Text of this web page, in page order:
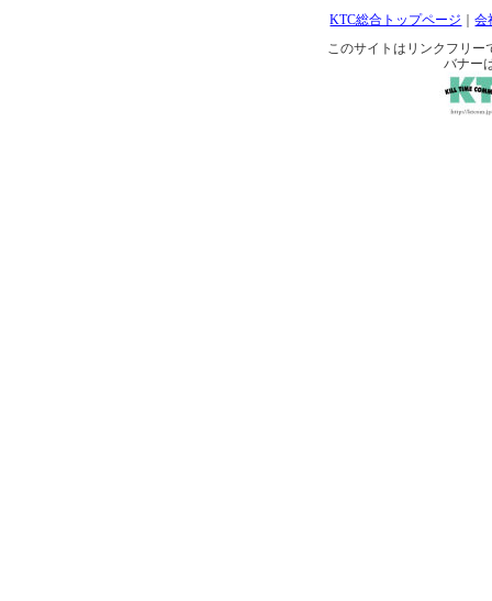
KTC総合トップページ
｜会
このサイトはリンクフリー
バナー